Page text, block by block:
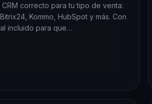
CRM correcto para tu tipo de venta:
Kommo, HubSpot y más. Con
incluido para que…